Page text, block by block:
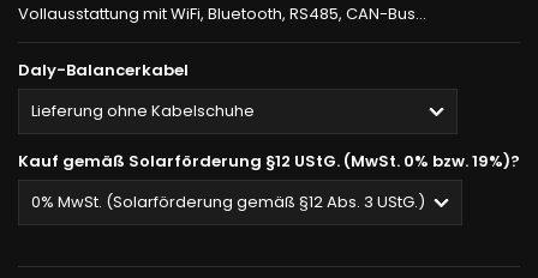
Vollausstattung mit WiFi, Bluetooth, RS485, CAN-Bus...
Daly-Balancerkabel
Kauf gemäß Solarförderung §12 UStG. (MwSt. 0% bzw. 19%)?